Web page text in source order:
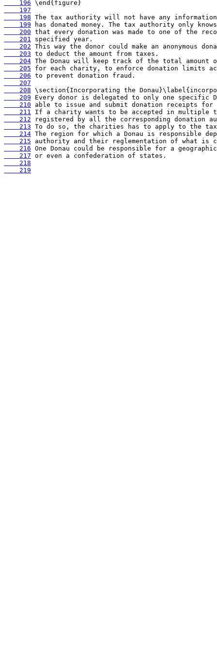
    196
    197
    198
    199
    200
    201
    202
    203
    204
    205
    206
    207
    208
    209
    210
    211
    212
    213
    214
    215
    216
    217
    218
    219